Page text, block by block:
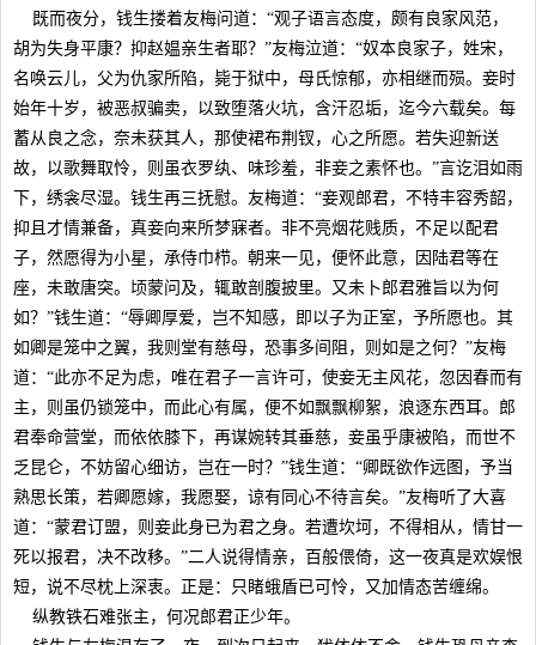
既而夜分，钱生搂着友梅问道：“观子语言态度，颇有良家风范，
胡为失身平康？抑赵媪亲生者耶？”友梅泣道：“奴本良家子，姓宋，
名唤云儿，父为仇家所陷，毙于狱中，母氏惊郁，亦相继而殒。妾时
始年十岁，被恶叔骗卖，以致堕落火坑，含汗忍垢，迄今六载矣。每
蓄从良之念，奈未获其人，那使裙布荆钗，心之所愿。若失迎新送
故，以歌舞取怜，则虽衣罗纨、味珍羞，非妾之素怀也。”言讫泪如雨
下，绣衾尽湿。钱生再三抚慰。友梅道：“妾观郎君，不特丰容秀韶，
抑且才情兼备，真妾向来所梦寐者。非不亮烟花贱质，不足以配君
子，然愿得为小星，承侍巾栉。朝来一见，便怀此意，因陆君等在
座，未敢唐突。顷蒙问及，辄敢剖腹披里。又未卜郎君雅旨以为何
如？”钱生道：“辱卿厚爱，岂不知感，即以子为正室，予所愿也。其
如卿是笼中之翼，我则堂有慈母，恐事多间阻，则如是之何？”友梅
道：“此亦不足为虑，唯在君子一言许可，使妾无主风花，忽因春而有
主，则虽仍锁笼中，而此心有属，便不如飘飘柳絮，浪逐东西耳。郎
君奉命营堂，而依依膝下，再谋婉转其垂慈，妾虽乎康被陷，而世不
乏昆仑，不妨留心细访，岂在一时？”钱生道：“卿既欲作远图，予当
熟思长策，若卿愿嫁，我愿娶，谅有同心不待言矣。”友梅听了大喜
道：“蒙君订盟，则妾此身已为君之身。若遭坎坷，不得相从，情甘一
死以报君，决不改移。”二人说得情亲，百般偎倚，这一夜真是欢娱恨
短，说不尽枕上深衷。正是：只睹蛾盾已可怜，又加情态苦缠绵。
纵教铁石难张主，何况郎君正少年。